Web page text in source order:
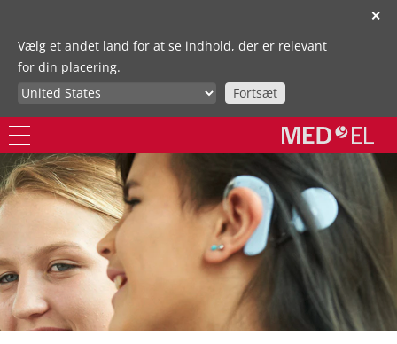
✕
Vælg et andet land for at se indhold, der er relevant
for din placering.
Fortsæt